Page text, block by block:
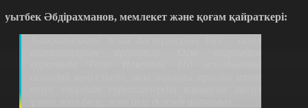
Әбдірахманов, мемлекет және қоғам қайраткері: